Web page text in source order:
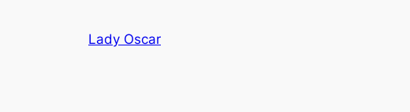
Lady Oscar